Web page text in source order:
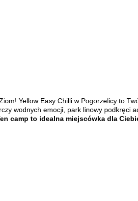
Ziom! Yellow Easy Chilli w Pogorzelicy to
wodnych emocji, park linowy podkręci
camp to idealna miejscówka dla